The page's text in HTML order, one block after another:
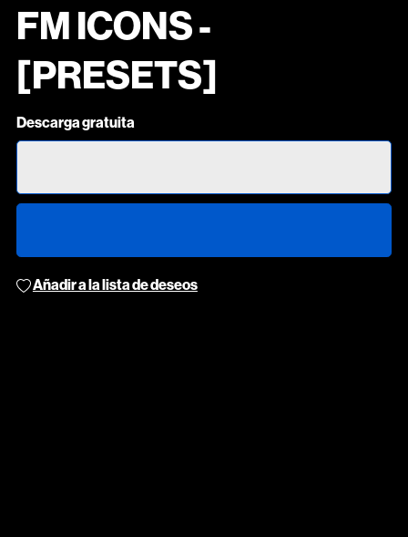
FM ICONS -
[PRESETS]
Descarga gratuita
Añadir a la lista de deseos